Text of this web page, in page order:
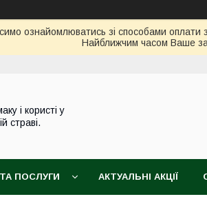
ознайомлюватись зі способами
Найближчим часом Ваше
і користі у
страві.
ПОСЛУГИ АКТУАЛЬНІ АКЦІЇ